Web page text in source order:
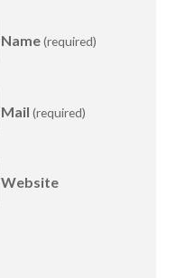
Name(required)
Mail (required)
Website